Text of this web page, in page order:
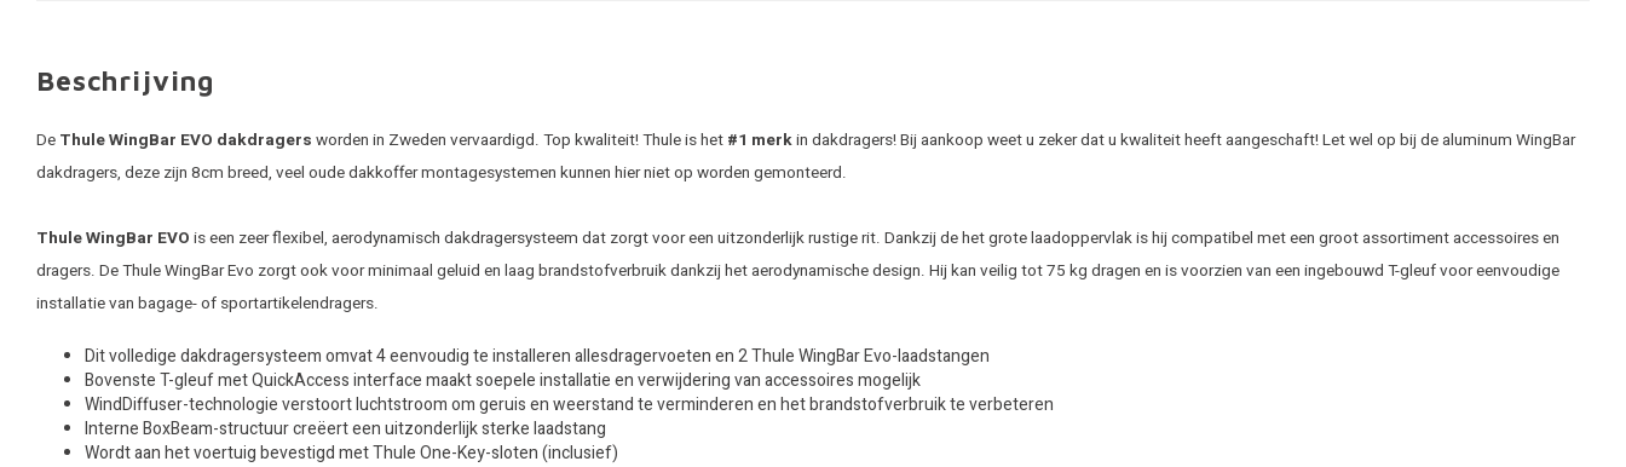
Beschrijving
De Thule WingBar EVO dakdragers worden in Zweden vervaardigd. Top kwaliteit! Thule is het #1 merkin dakdragers! Bij aankoop weet u zeker dat u kwaliteit heeft aangeschaft! Let wel op bij de aluminum WingBar
dakdragers, deze zijn 8cm breed, veel oude dakkoffer montagesystemen kunnen hier niet op worden gemonteerd.
Thule WingBar EVO is een zeer flexibel, aerodynamisch dakdragersysteem dat zorgt voor een uitzonderlijk rustige rit. Dankzij de het grote laadoppervlak is hij compatibel met een groot assortiment accessoires en
dragers. De Thule WingBar Evo zorgt ook voor minimaal geluid en laag brandstofverbruik dankzij het aerodynamische design. Hij kan veilig tot 75 kg dragen en is voorzien van een ingebouwd T-gleuf voor eenvoudige
installatie van bagage- of sportartikelendragers.
Dit volledige dakdragersysteem omvat 4 eenvoudig te installeren allesdragervoeten en 2 Thule WingBar Evo-laadstangen
Bovenste T-gleuf met QuickAccess interface maakt soepele installatie en verwijdering van accessoires mogelijk
WindDiffuser-technologie verstoort luchtstroom om geruis en weerstand te verminderen en het brandstofverbruik te verbeteren
Interne BoxBeam-structuur creëert een uitzonderlijk sterke laadstang
Wordt aan het voertuig bevestigd met Thule One-Key-sloten (inclusief)